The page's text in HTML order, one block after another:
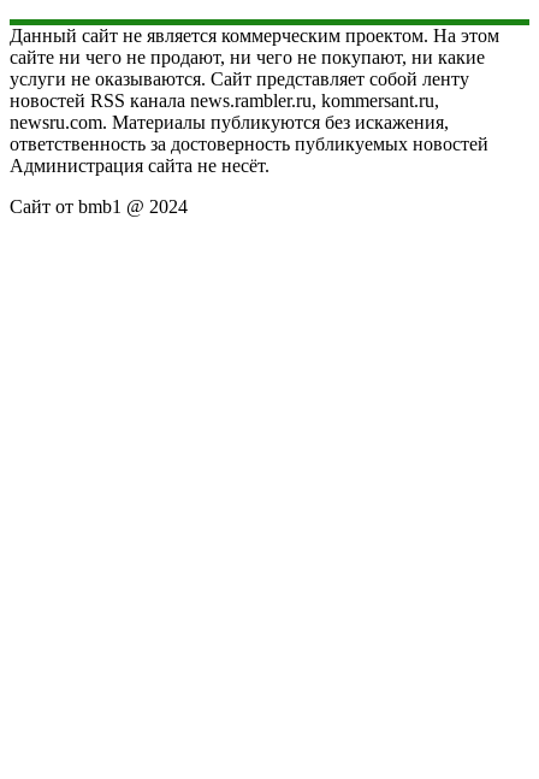
Данный сайт не является коммерческим проектом. На этом
сайте ни чего не продают, ни чего не покупают, ни какие
услуги не оказываются. Сайт представляет собой ленту
новостей RSS канала news.rambler.ru, kommersant.ru,
newsru.com. Материалы публикуются без искажения,
ответственность за достоверность публикуемых новостей
Администрация сайта не несёт.
Сайт от bmb1 @ 2024